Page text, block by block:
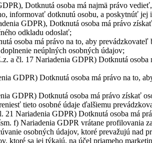
Dotknutá osoba má najmä právo
informovať dotknutú osobu, a poskytnúť jej
GDPR), Dotknutá osoba má právo
odkladu odoslať;
osoba má právo na to, aby
neúplných osobných údajov;
a čl. 17 Nariadenia GDPR) Dotknutá
GDPR) Dotknutá osoba má právo na to,
GDPR) Dotknutá osoba má právo získať
tieto osobné údaje ďalšiemu
21 Nariadenia GDPR) Dotknutá osoba má
f) Nariadenia GDPR vrátane profilovania
osobných údajov, ktoré prevažujú nad
ktoré sa jej týkajú, na účel priameho